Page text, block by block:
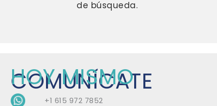
de búsqueda.
COMUNÍCATE
HOY MISMO
+1 615 972 7852